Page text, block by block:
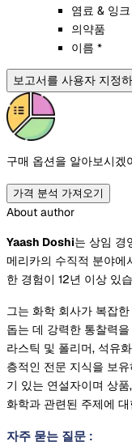
염료 & 잉크
의약품
이름 *
보고서를 사용자 지정
구매 옵션을 알아보시겠
가격 분석 가져오기
About author
Yaash Doshi는 상임 경
메리카의 수직적 분야에
한 경험이 12년 이상 있
그는 화학 회사가 복잡
돕는 데 강력한 통찰력
라스틱 및 폴리머, 석유
층적인 전문 지식을 보
기 있는 연설자이며 상
화학과 관련된 주제에
자주 묻는 질문 :